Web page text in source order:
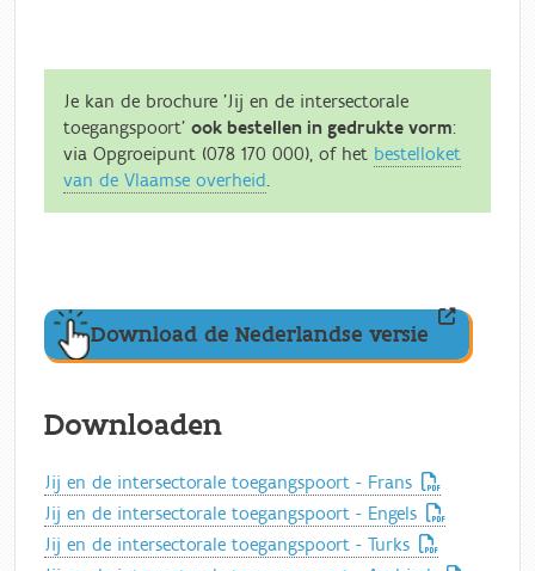
Je kan de brochure 'Jij en de intersectorale
toegangspoort' ook bestellen in gedrukte vorm:
via Opgroeipunt (078 170 000), of het bestelloket
van de Vlaamse overheid.
Download de Nederlandse versie
Downloaden
Jij en de intersectorale toegangspoort - Frans
Jij en de intersectorale toegangspoort - Engels
Jij en de intersectorale toegangspoort - Turks